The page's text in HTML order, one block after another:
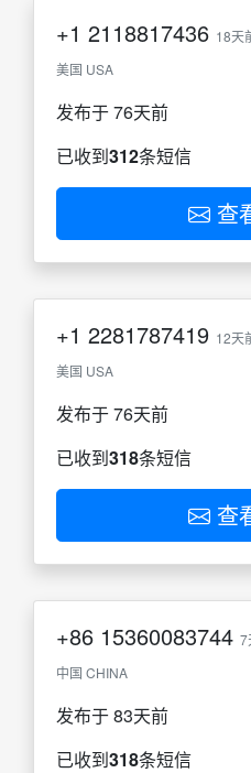
+1 2118817436 18天
美国 USA
发布于 76天前
已收到312条短信
查
+1 2281787419 12天
美国 USA
发布于 76天前
已收到318条短信
查
+86 15360083744 7
中国 CHINA
发布于 83天前
已收到318条短信